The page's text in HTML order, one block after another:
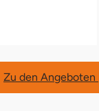
Zu den Angeboten